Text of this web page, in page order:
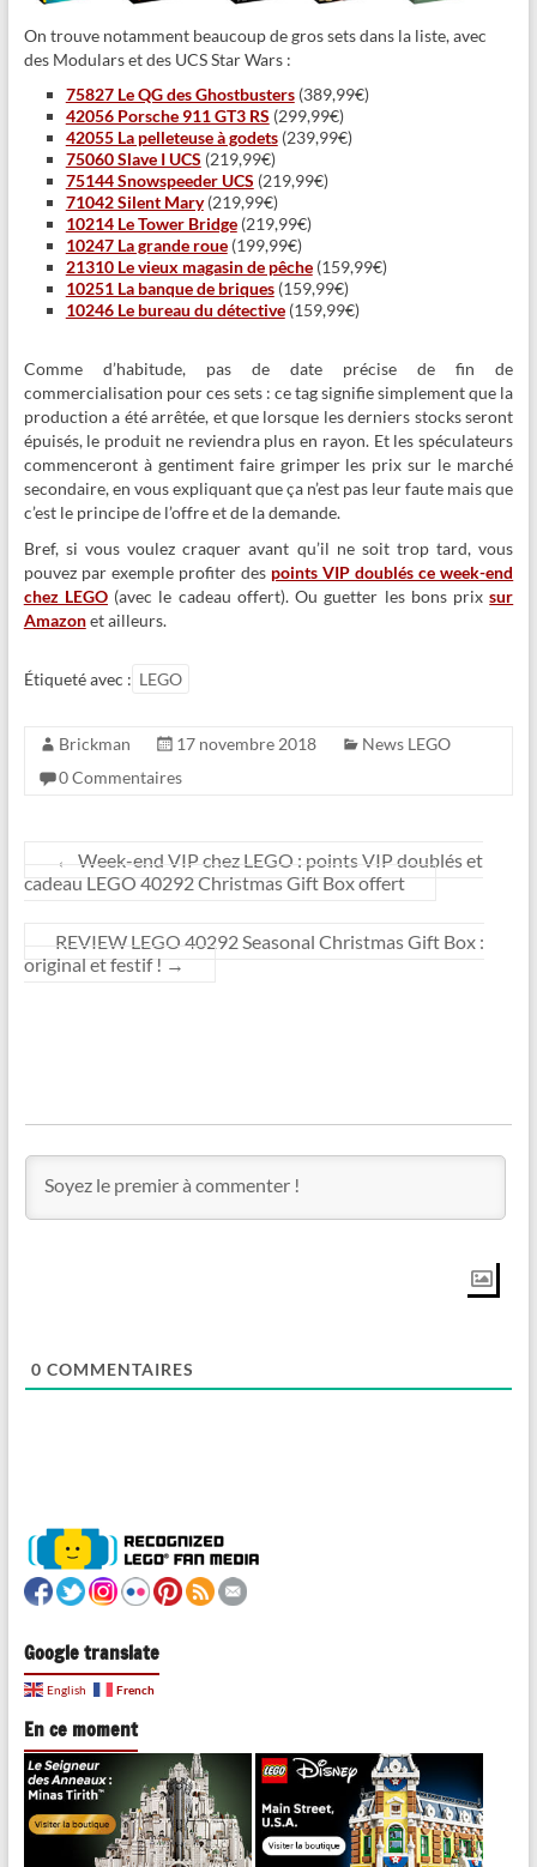
On trouve notamment beaucoup de gros sets dans la liste, avec
des Modulars et des UCS Star Wars :
75827 Le QG des Ghostbusters(389,99€)
42056 Porsche 911 GT3 RS (299,99€)
42055 La pelleteuse à godets(239,99€)
75060 Slave I UCS (219,99€)
75144 Snowspeeder UCS (219,99€)
71042 Silent Mary(219,99€)
10214 Le Tower Bridge(219,99€)
10247 La grande roue(199,99€)
21310 Le vieux magasin de pêche(159,99€)
10251 La banque de briques(159,99€)
10246 Le bureau du détective(159,99€)
Comme d’habitude, pas de date précise de fin de
commercialisation pour ces sets : ce tag signifie simplement que la
production a été arrêtée, et que lorsque les derniers stocks seront
épuisés, le produit ne reviendra plus en rayon. Et les spéculateurs
commenceront à gentiment faire grimper les prix sur le marché
secondaire, en vous expliquant que ça n’est pas leur faute mais que
c’est le principe de l’offre et de la demande.
Bref, si vous voulez craquer avant qu’il ne soit trop tard, vous
pouvez par exemple profiter des points VIP doublés ce week-end
chez LEGO(avec le cadeau offert). Ou guetter les bons prixsur
Amazonet ailleurs.
Étiqueté avec : LEGO
Brickman 17 novembre 2018
News LEGO
0 Commentaires
←
Week-end VIP chez LEGO : points VIP doublés et
cadeau LEGO 40292 Christmas Gift Box offert
REVIEW LEGO 40292 Seasonal Christmas Gift Box :
original et festif ! →
0 COMMENTAIRES
Google translate
English French
En ce moment